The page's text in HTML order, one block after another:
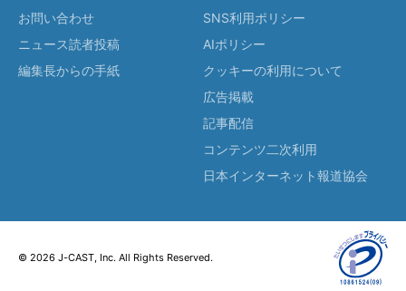
お問い合わせ
ニュース読者投稿
編集長からの手紙
SNS利用ポリシー
AIポリシー
クッキーの利用について
広告掲載
記事配信
コンテンツ二次利用
日本インターネット報道協会
© 2026 J-CAST, Inc. All Rights Reserved.